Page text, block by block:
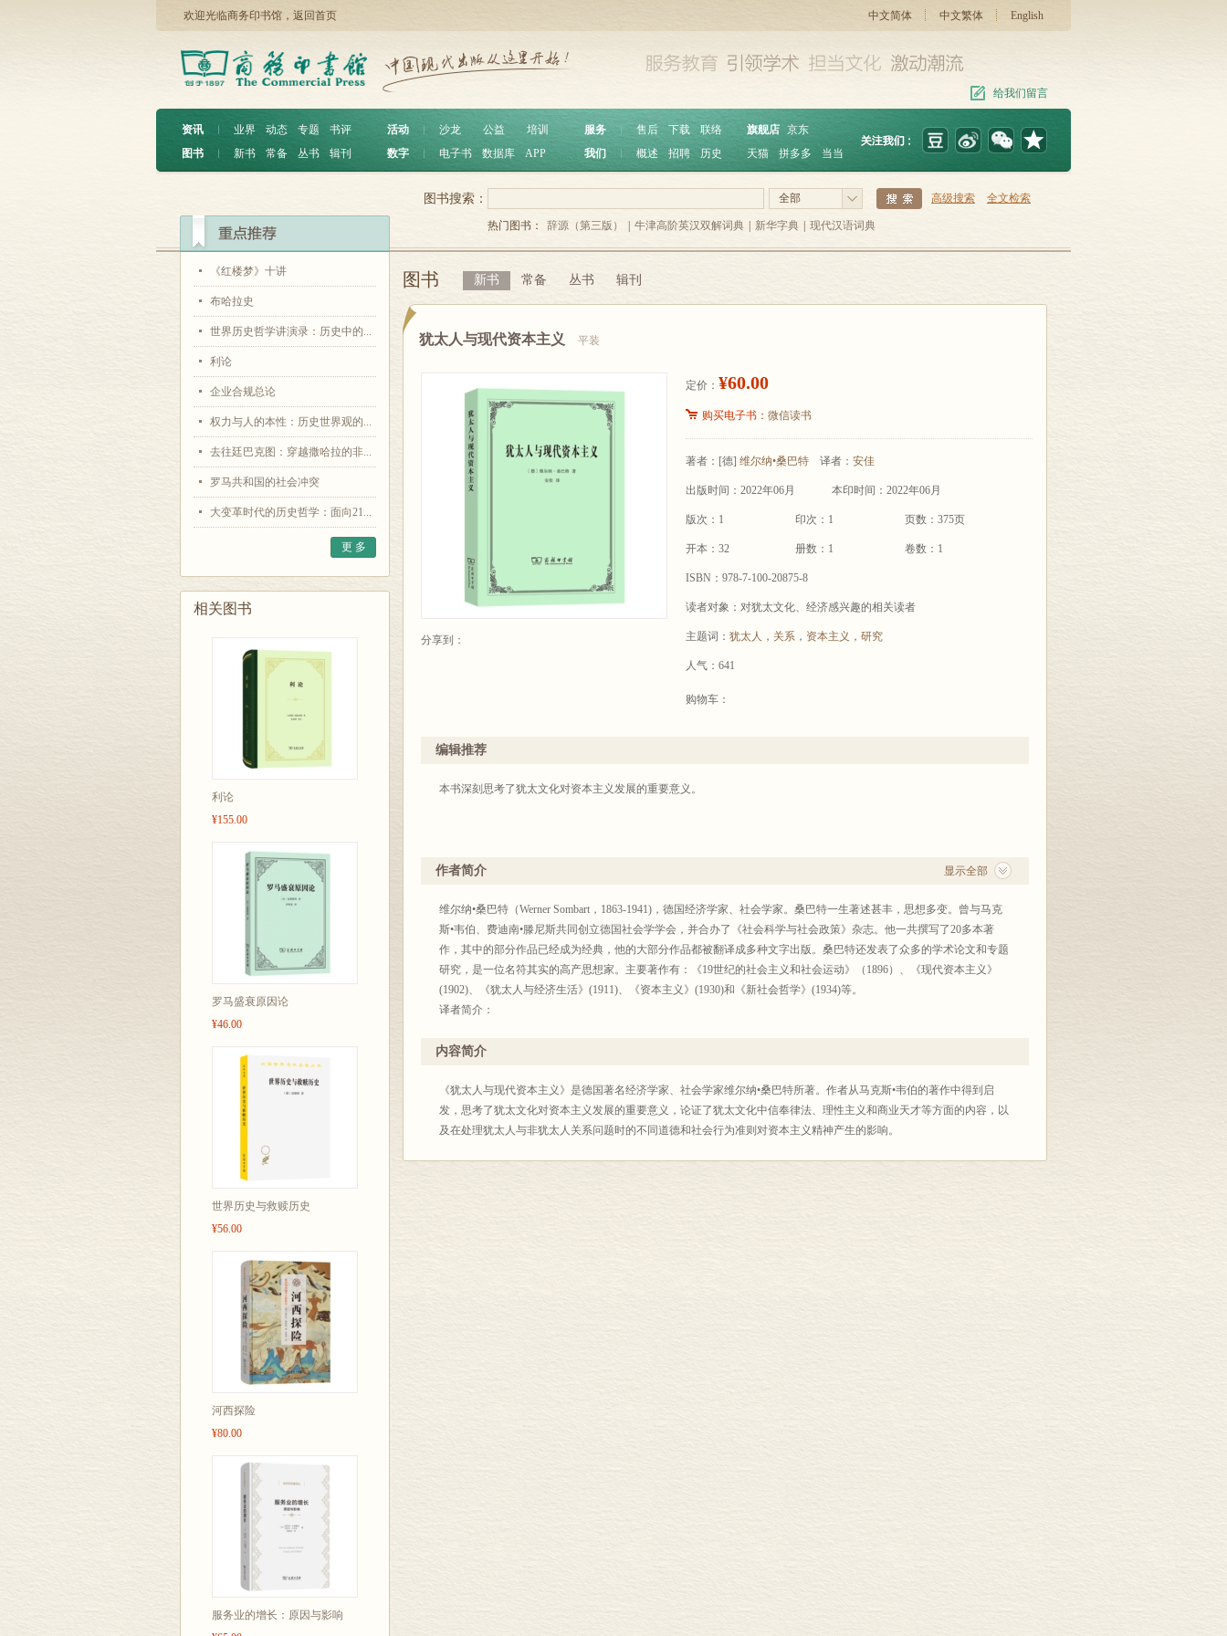
欢迎光临商务印书馆， 返回首页 中文简体 中文繁体 English
给我们留言
资讯 ︱ 业界 动态 专题
书评
图书
︱ 新书 常备 丛书 辑刊
活动 沙龙 公益
培训
数字
电子书 数据库 APP
服务 ︱ 售后 下载
联络
我们
概述 招聘 历史
旗舰店 京东
天猫
拼多多 当当
《红楼梦》十讲
布哈拉史
世界历史哲学讲演录：历史中的...
利论
企业合规总论
权力与人的本性：历史世界观的...
去往廷巴克图：穿越撒哈拉的非...
罗马共和国的社会冲突
大变革时代的历史哲学：面向21...
更 多
相关图书
利论
¥155.00
罗马盛衰原因论
¥46.00
世界历史与救赎历史
¥56.00
河西探险
¥80.00
服务业的增长：原因与影响
全部 高级搜索 全文检索
图书搜索：
热门图书： 辞源（第三版） 牛津高阶英汉双解词典 新华字典 现代汉语词典
图书 新书 常备 丛书 辑刊
犹太人与现代资本主义 平装
分享到：
定价： ¥60.00
购买电子书： 微信读书
著者： [德] 维尔纳•桑巴特 译者： 安佳
出版时间：2022年06月 本印时间：2022年06月
版次：1 印次：1 页数：375页
开本：32 册数：1 卷数：1
ISBN：978-7-100-20875-8
读者对象：对犹太文化、经济感兴趣的相关读者
主题词： 犹太人 ， 关系 ， 资本主义 ， 研究
人气：641
购物车：
编辑推荐
本书深刻思考了犹太文化对资本主义发展的重要意义。
显示全部
作者简介
维尔纳•桑巴特（Werner Sombart，1863-1941)，德国经济学家、社会学家。桑巴特一生著述甚丰，思想多变。曾与马克
斯•韦伯、费迪南•滕尼斯共同创立德国社会学学会，并合办了《社会科学与社会政策》杂志。他一共撰写了20多本著
作，其中的部分作品已经成为经典，他的大部分作品都被翻译成多种文字出版。桑巴特还发表了众多的学术论文和专题
研究，是一位名符其实的高产思想家。主要著作有：《19世纪的社会主义和社会运动》（1896）、《现代资本主义》
(1902)、《犹太人与经济生活》(1911)、《资本主义》(1930)和《新社会哲学》(1934)等。
译者简介：
（2011）、 《中国经济：增长与转型》（2010）、《中国经济：适应于增长》（2020）、《风险、不确定性和利润》
内容简介
《犹太人与现代资本主义》是德国著名经济学家、社会学家维尔纳•桑巴特所著。作者从马克斯•韦伯的著作中得到启
发，思考了犹太文化对资本主义发展的重要意义，论证了犹太文化中信奉律法、理性主义和商业天才等方面的内容，以
及在处理犹太人与非犹太人关系问题时的不同道德和社会行为准则对资本主义精神产生的影响。